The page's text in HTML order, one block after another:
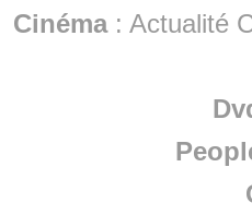
Cinéma: Actualité